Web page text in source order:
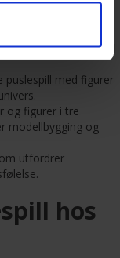
og kunstverk til
puslespill med figurer
og figurer i tre
modellbygging og
utfordrer
hos